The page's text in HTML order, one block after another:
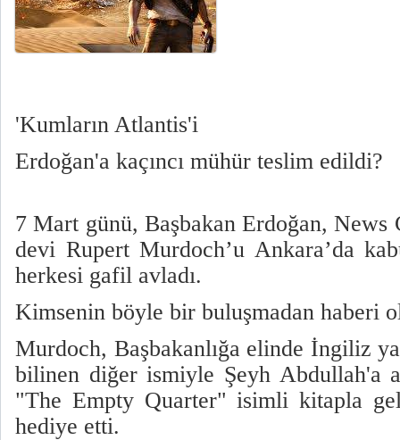
'Kumların Atlantis'i
Erdoğan'a kaçıncı mühür teslim edildi?
7 Mart günü, Başbakan Erdoğan, News
devi Rupert Murdoch’u Ankara’da
herkesi gafil avladı.
Kimsenin böyle bir buluşmadan haberi
Murdoch, Başbakanlığa elinde İngiliz
bilinen diğer ismiyle Şeyh Abdullah'a
"The Empty Quarter" isimli kitapla
hediye etti.